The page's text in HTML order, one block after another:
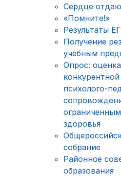
Сердце
«Помните!»
Результаты
Получение
учебным
Опрос:
психолого-
здоровья
собрание
Районное
образования